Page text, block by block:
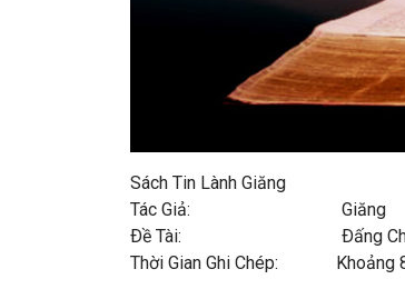
Sách Tin Lành Giăng
Tác Giả: Giăng
Ðề Tài: Ðấng Christ
Thời Gian Ghi Chép: Khoảng